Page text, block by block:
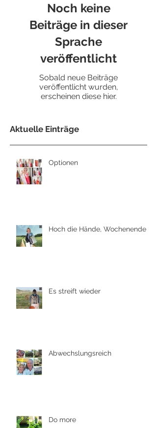
Noch keine
Beiträge in dieser
Sprache
veröffentlicht
Sobald neue Beiträge
veröffentlicht wurden,
erscheinen diese hier.
Aktuelle Einträge
Optionen
Hoch die Hände, Wochenende
Es streift wieder
Abwechslungsreich
Do more